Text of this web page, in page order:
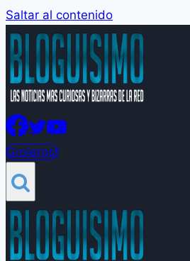
Saltar al contenido
Groleros!